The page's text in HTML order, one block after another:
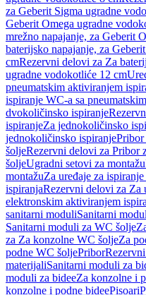
za Geberit Sigma ugradne
Geberit Omega ugradne
mrežno napajanje, za Geberit
baterijsko napajanje, za
cmRezervni delovi za Za
ugradne vodokotliće 12 cm
pneumatskim aktiviranjem
ispiranje WC-a sa
dvokoličinsko ispiranje
ispiranjeZa jednokoličinsko
jednokoličinsko ispiranjePribor
šoljeRezervni delovi za Pribor
šoljeUgradni setovi za montažu
montažuZa uređaje za
ispiranjaRezervni delovi za Za
elektronskim aktiviranjem
sanitarni moduliSanitarni
Sanitarni moduli za WC šolje
za Za konzolne WC šoljeZa
podne WC šoljePribor
materijaliSanitarni moduli za
moduli za bideeZa konzolne i
konzolne i podne bideePisoari